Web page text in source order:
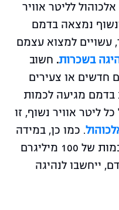
מיקרוגרם אלכוהול לליטר אוויר
נמצאה בדמם
ויותר, עשויים למצוא עצמם
בשכרות. חשוב
חדשים או צעירים
בדמם מגיעה לכמות
על כל ליטר אוויר נשוף, זו
. כמו כן, במידה
ונדרשתם לבדיקות דם, דעו שכמות של 100 מיליגרם
מיליליטר דם, ייחשבו לנהיגה